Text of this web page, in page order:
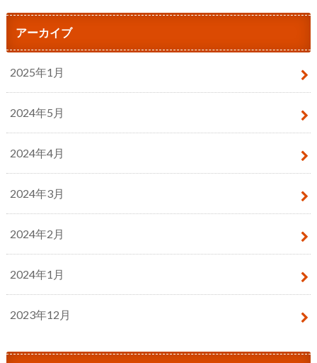
アーカイブ
2025年1月
2024年5月
2024年4月
2024年3月
2024年2月
2024年1月
2023年12月